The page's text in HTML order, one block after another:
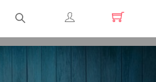
Registrati